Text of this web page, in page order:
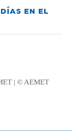
EN EL
| © AEMET